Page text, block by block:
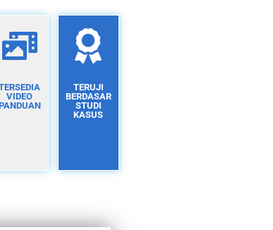
VIDEO
TERUJI
BERDASAR
STUDI
KASUS